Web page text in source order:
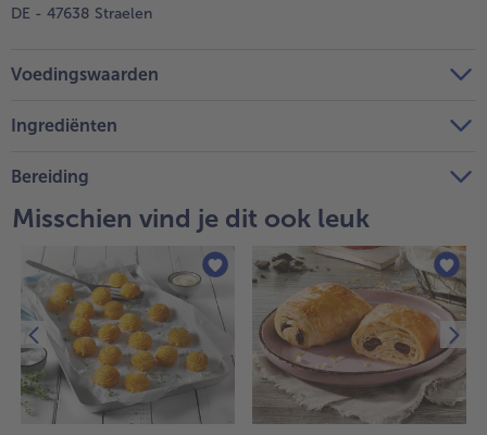
DE - 47638 Straelen
Voedingswaarden
Ingrediënten
Bereiding
Misschien vind je dit ook leuk